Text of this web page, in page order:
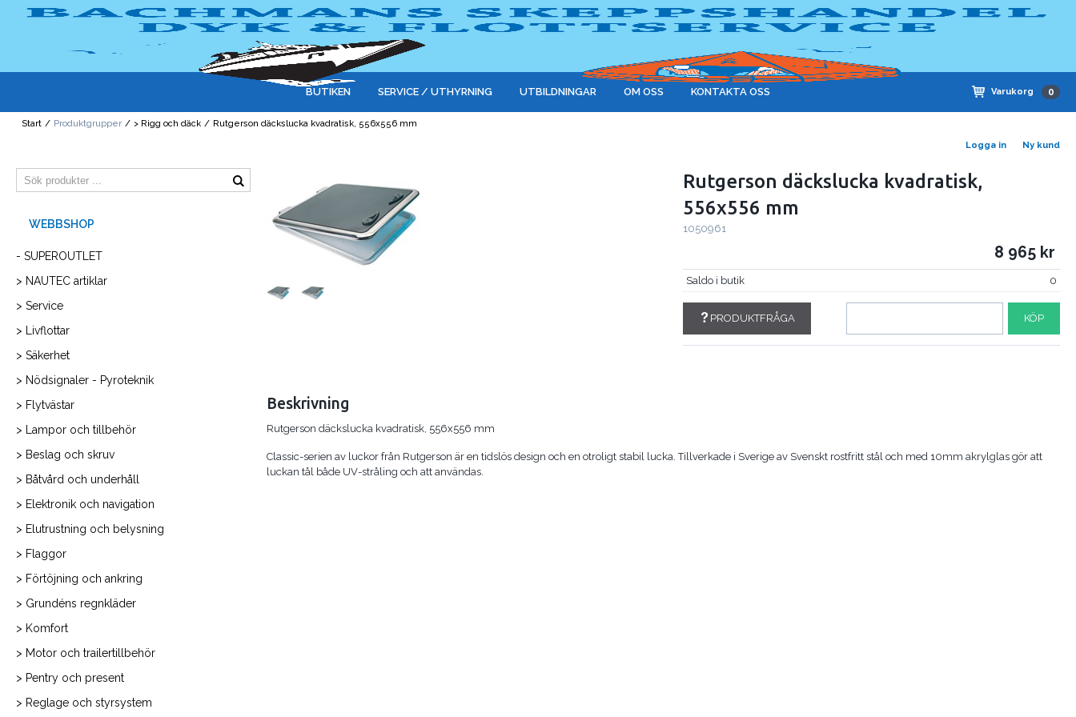
Logga in Ny kund
Varukorg 0
BUTIKEN SERVICE / UTHYRNING UTBILDNINGAR OM OSS KONTAKTA OSS
Start / Produktgrupper / > Rigg och däck / Rutgerson däckslucka kvadratisk, 556x556 mm
- SUPEROUTLET
> NAUTEC artiklar
> Service
> Livflottar
> Säkerhet
> Nödsignaler - Pyroteknik
> Flytvästar
> Lampor och tillbehör
> Beslag och skruv
> Båtvård och underhåll
> Elektronik och navigation
> Elutrustning och belysning
> Flaggor
> Förtöjning och ankring
> Grundéns regnkläder
> Komfort
> Motor och trailertillbehör
> Pentry och present
> Reglage och styrsystem
Rutgerson däckslucka kvadratisk,
556x556 mm
1050961
8 965
Saldo i butik 0
PRODUKTFRÅGA KÖP
Beskrivning
Rutgerson däckslucka kvadratisk, 556x556 mm
Classic-serien av luckor från Rutgerson är en tidslös design och en otroligt stabil lucka. Tillverkade i Sverige av Svenskt rostfritt stål och med 10mm akrylglas gör att
luckan tål både UV-stråling och att användas.